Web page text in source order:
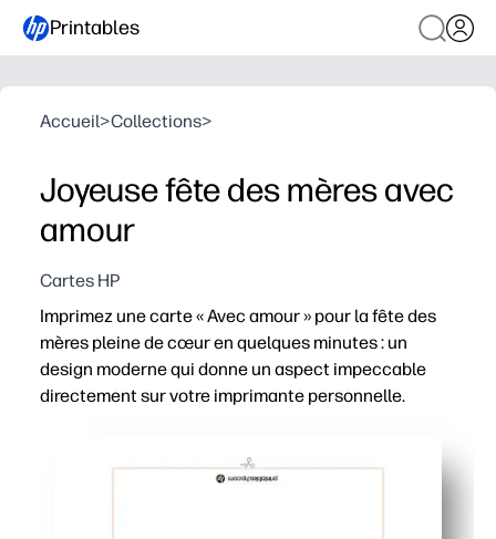
Printables
Accueil>Collections>
Joyeuse fête des mères avec
amour
Cartes HP
Imprimez une carte « Avec amour » pour la fête des
mères pleine de cœur en quelques minutes : un
design moderne qui donne un aspect impeccable
directement sur votre imprimante personnelle.
Personnels et mémorables : ajoutez votre message,